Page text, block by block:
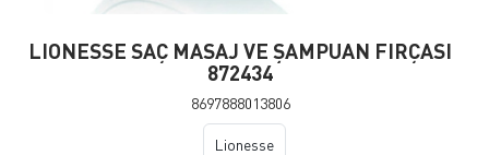
LIONESSE SAÇ MASAJ VE ŞAMPUAN FIRÇASI
872434
8697888013806
Lionesse